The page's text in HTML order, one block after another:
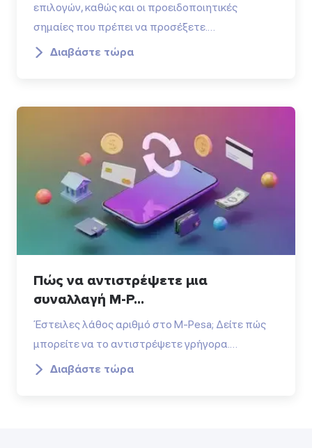
επιλογών, καθώς και οι προειδοποιητικές
σημαίες που πρέπει να προσέξετε.…
Διαβάστε τώρα
Πώς να αντιστρέψετε μια
συναλλαγή M-P...
Έστειλες λάθος αριθμό στο M-Pesa; Δείτε πώς
μπορείτε να το αντιστρέψετε γρήγορα.…
Διαβάστε τώρα